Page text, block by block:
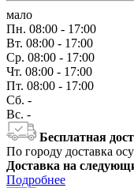
мало
Пн. 08:00 - 17:00
Вт. 08:00 - 17:00
Ср. 08:00 - 17:00
Чт. 08:00 - 17:00
Пт. 08:00 - 17:00
Сб. -
Вс. -
Бесплатная
По городу доставка
Доставка на
Подробнее